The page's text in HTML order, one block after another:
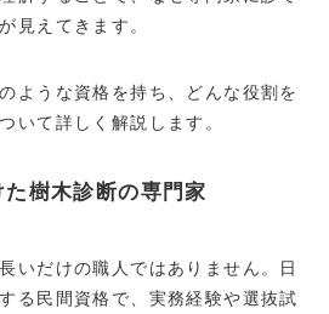
見えてきます。
ような資格を持ち、どんな役割を
いて詳しく解説します。
樹木診断の専門家
いだけの職人ではありません。日
る民間資格で、実務経験や選抜試